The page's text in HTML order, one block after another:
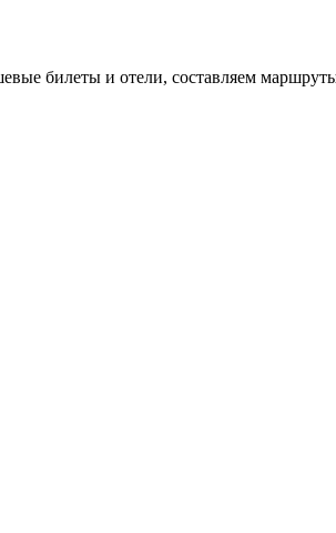
билеты и отели, составляем